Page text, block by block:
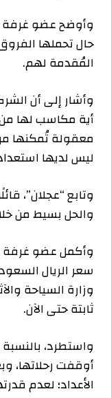
وأوضح عضو غرفة
حال تحملها
المُقدمة لهم.
وأشار إلى أن
أية مكاسب لها من
معقولة تُمكنها
ليس لديها
وتابع “عجلان”،
والحل بسيط من
وأكمل عضو غرفة
سعر الريال
وزارة السياحة
ثابتة حتى الآن.
واستطرد،
أوقفت رحلاتها،
الأعداد؛ لعدم